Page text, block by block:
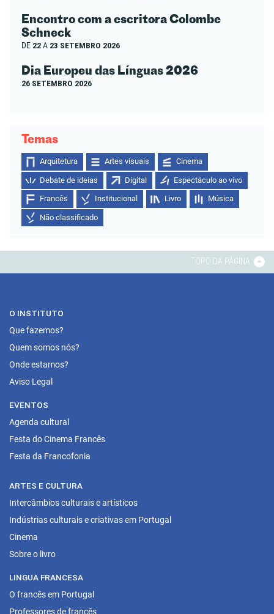
Encontro com a escritora Colombe
Schneck
DE 22A 23 SETEMBRO 2026
Dia Europeu das Línguas 2026
26 SETEMBRO 2026
Temas
Arquitetura Artes visuais Cinema
Debate de ideias Digital Espectáculo ao vivo
Francês Institucional Livro Música
Não classificado
TOPO DA PÁGINA
O INSTITUTO
Que fazemos?
Quem somos nós?
Onde estamos?
Aviso Legal
EVENTOS
Agenda cultural
Festa do Cinema Francês
Festa da Francofonia
ARTES E CULTURA
Intercâmbios culturais e artísticos
Indústrias culturais e criativas em Portugal
Cinema
Sobre o livro
LINGUA FRANCESA
O francês em Portugal
Professores de francês